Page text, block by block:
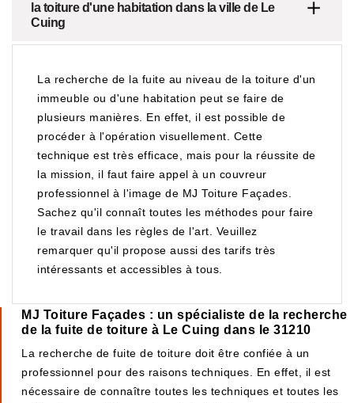
la toiture d'une habitation dans la ville de Le
Cuing
La recherche de la fuite au niveau de la toiture d'un
immeuble ou d'une habitation peut se faire de
plusieurs manières. En effet, il est possible de
procéder à l'opération visuellement. Cette
technique est très efficace, mais pour la réussite de
la mission, il faut faire appel à un couvreur
professionnel à l'image de MJ Toiture Façades.
Sachez qu'il connaît toutes les méthodes pour faire
le travail dans les règles de l'art. Veuillez
remarquer qu'il propose aussi des tarifs très
intéressants et accessibles à tous.
MJ Toiture Façades : un spécialiste de la recherche
de la fuite de toiture à Le Cuing dans le 31210
La recherche de fuite de toiture doit être confiée à un
professionnel pour des raisons techniques. En effet, il est
nécessaire de connaître toutes les techniques et toutes les